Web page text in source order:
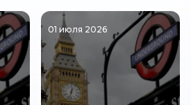
01 июля 2026